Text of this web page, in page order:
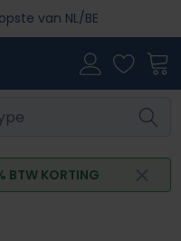
van NL/BE
BTW KORTING